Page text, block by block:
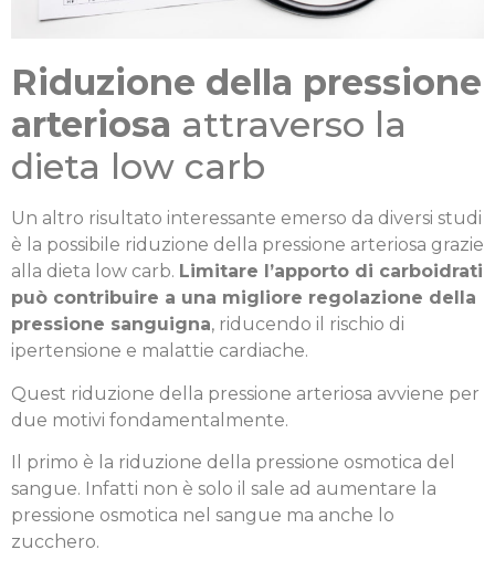
Riduzione della pressione
arteriosa attraverso la
dieta low carb
Un altro risultato interessante emerso da diversi studi
è la possibile riduzione della pressione arteriosa grazie
alla dieta low carb. Limitare l’apporto di carboidrati
può contribuire a una migliore regolazione della
pressione sanguigna, riducendo il rischio di
ipertensione e malattie cardiache.
Quest riduzione della pressione arteriosa avviene per
due motivi fondamentalmente.
Il primo è la riduzione della pressione osmotica del
sangue. Infatti non è solo il sale ad aumentare la
pressione osmotica nel sangue ma anche lo
zucchero.